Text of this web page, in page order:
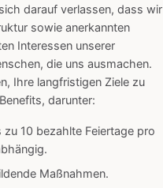
darauf verlassen, dass wir
sowie anerkannten
Interessen unserer
die uns ausmachen.
Ihre langfristigen Ziele zu
darunter:
10 bezahlte Feiertage pro
Maßnahmen.